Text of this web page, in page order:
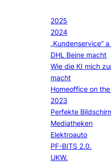
2025
2024
„Kundenservice“
DHL Beine macht
Wie die KI mich
macht
Homeoffice on
2023
Perfekte
Mediatheken
Elektroauto
PF-BITS 2.0.
UKW.